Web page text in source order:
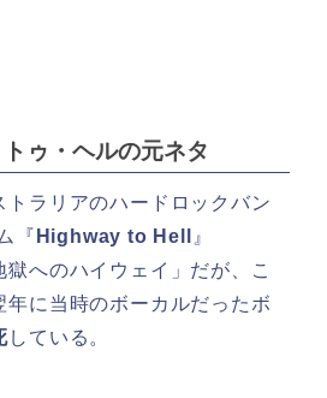
ゥ・ヘルの元ネタ
トラリアのハードロックバン
『 Highway to Hell
』
獄へのハイウェイ」だが、こ
年に当時のボーカルだったボ
している。